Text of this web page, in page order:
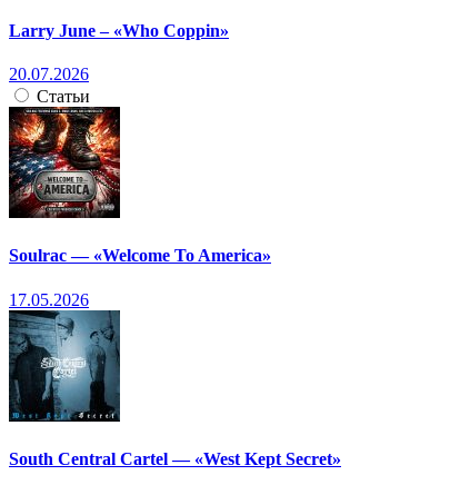
Larry June – «Who Coppin»
20.07.2026
Статьи
Soulrac — «Welcome To America»
17.05.2026
South Central Cartel — «West Kept Secret»